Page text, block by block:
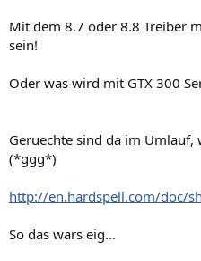
Mit dem 8.7 oder 8.8 Treiber
sein!
Oder was wird mit GTX 300
Geruechte sind da im Umlauf,
(*ggg*)
http://en.hardspell.com/doc/
So das wars eig...